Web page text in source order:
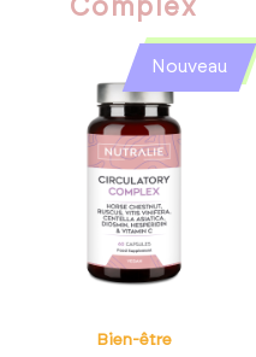
Complex
Nouveau
Bien-être